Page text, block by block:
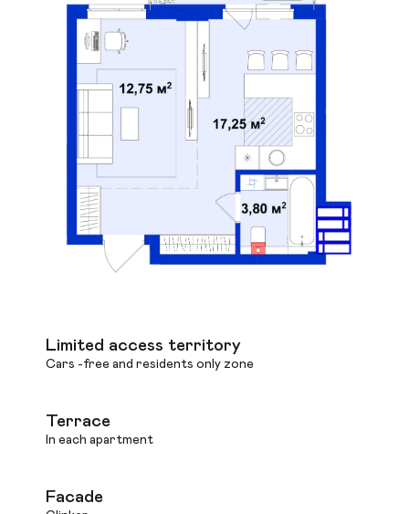
Limited access territory
Cars -free and residents only zone
Terrace
In each apartment
Facade